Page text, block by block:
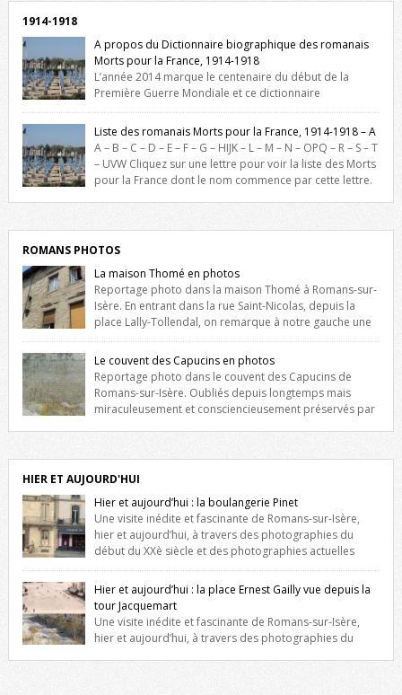
1914-1918
A propos du Dictionnaire biographique des romanais
Morts pour la France, 1914-1918
L’année 2014 marque le centenaire du début de la
Première Guerre Mondiale et ce dictionnaire
biographique veut rendre hommage aux romanais Morts pour la
France durant ce conflit. La base de cette recherche historique est
constituée des noms gravés sur les plaques commémoratives de
l’Hôtel de Ville, du lycée du Dauphiné et du lycée Triboulet, […]
Liste des romanais Morts pour la France, 1914-1918 – A
A – B – C – D – E – F – G – HIJK – L – M – N – OPQ – R – S – T
– UVW Cliquez sur une lettre pour voir la liste des Morts
pour la France dont le nom commence par cette lettre.
ROMANS PHOTOS
La maison Thomé en photos
Reportage photo dans la maison Thomé à Romans-sur-
Isère. En entrant dans la rue Saint-Nicolas, depuis la
place Lally-Tollendal, on remarque à notre gauche une
maison construite au XVIè siècle. Les deux façades sont ornées de
fenêtres jumelles à meneaux. Entre ces deux étages, on peut voir une
niche qui contient une statue de la Vierge. […]
Le couvent des Capucins en photos
Reportage photo dans le couvent des Capucins de
Romans-sur-Isère. Oubliés depuis longtemps mais
miraculeusement et consciencieusement préservés par
l’histoire de la redécouverte de vestiges du couvent des Capucins !
Petit retour sur l’histoire […]
HIER ET AUJOURD'HUI
Hier et aujourd’hui : la boulangerie Pinet
Une visite inédite et fascinante de Romans-sur-Isère,
hier et aujourd’hui, à travers des photographies du
début du XXè siècle et des photographies actuelles
prises exactement dans le même cadre ! A l’angle de la place Jean
Jaurès et de l’avenue Victor Hugo (à côté d’Intermarché), à Romans. La
boulangerie Jules Pinet est inscrite dans le […]
Hier et aujourd’hui : la place Ernest Gailly vue depuis la
tour Jacquemart
Une visite inédite et fascinante de Romans-sur-Isère,
hier et aujourd’hui, à travers des photographies du